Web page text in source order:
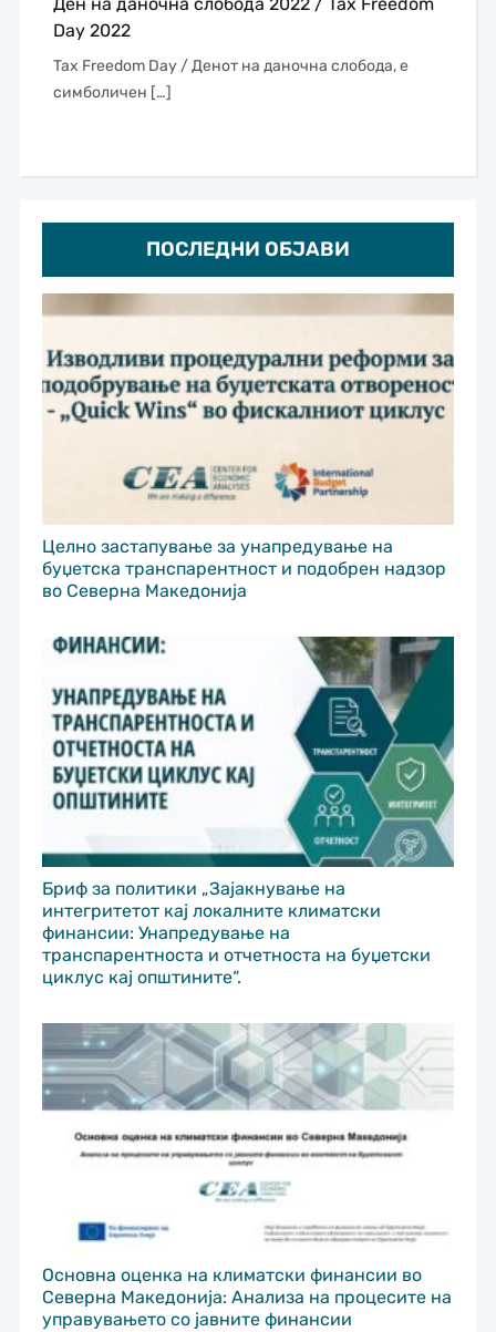
ПОСЛЕДНИ ОБЈАВИ
Целно застапување за унапредување на
буџетска транспарентност и подобрен надзор
во Северна Македонија
Бриф за политики „Зајакнување на
интегритетот кај локалните климатски
финансии: Унапредување на
транспарентноста и отчетноста на буџетски
циклус кај општините“.
Основна оценка на климатски финансии во
Северна Македонија: Анализа на процесите на
управувањето со јавните финансии
Day 2022
Tax Freedom Day / Денот на даночна слобода, е
симболичен […]